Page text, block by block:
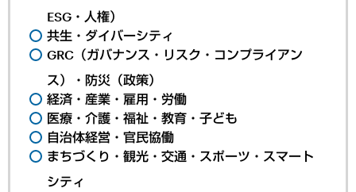
ESG・人権）
共生・ダイバーシティ
GRC（ガバナンス・リスク・コンプライアン
ス）・防災（政策）
経済・産業・雇用・労働
医療・介護・福祉・教育・子ども
自治体経営・官民協働
まちづくり・観光・交通・スポーツ・スマート
シティ